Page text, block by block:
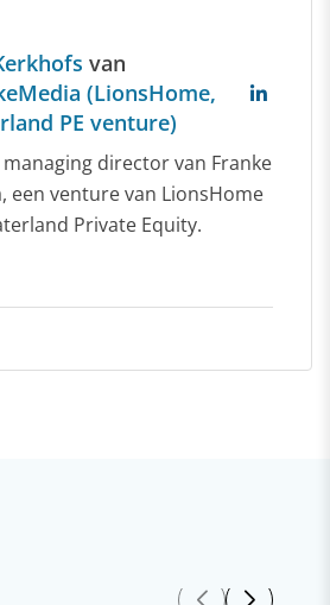
van
(LionsHome,
PE venture)
managing director van Franke
een venture van LionsHome
Private Equity.